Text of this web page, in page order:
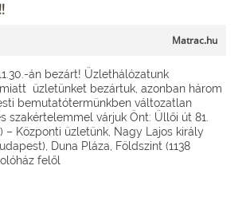
Matrac.hu
án bezárt! Üzlethálózatunk
üzletünket bezártuk, azonban három
bemutatótermünkben változatlan
szakértelemmel várjuk Önt: Üllői út 81.
– Központi üzletünk, Nagy Lajos király
Duna Pláza, Földszint (1138
felől